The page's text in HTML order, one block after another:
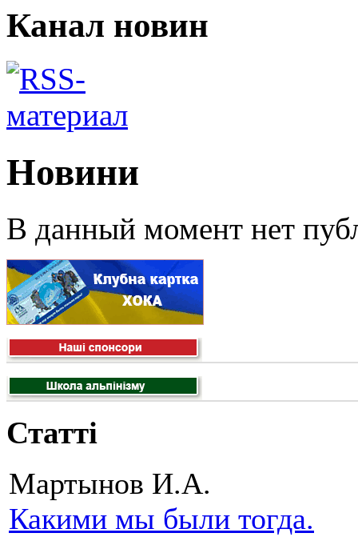
Канал новин
Новини
В данный момент нет
Статті
Мартынов И.А.
Какими мы были тогда.